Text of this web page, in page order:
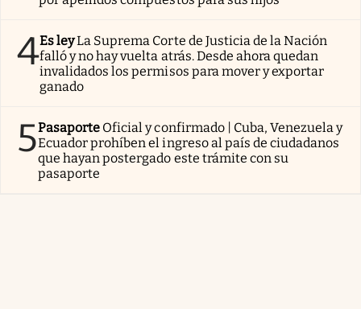
4Es leyLa Suprema Corte de Justicia de la Nación
falló y no hay vuelta atrás. Desde ahora quedan
invalidados los permisos para mover y exportar
ganado
5Pasaporte Oficial y confirmado | Cuba, Venezuela y
Ecuador prohíben el ingreso al país de ciudadanos
que hayan postergado este trámite con su
pasaporte